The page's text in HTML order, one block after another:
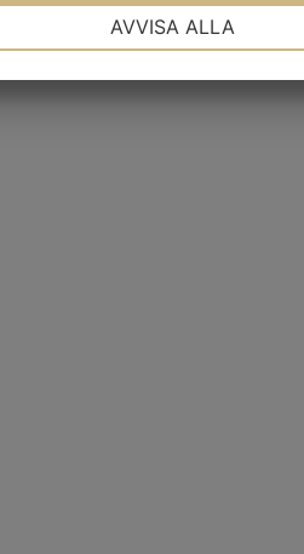
AVVISA ALLA